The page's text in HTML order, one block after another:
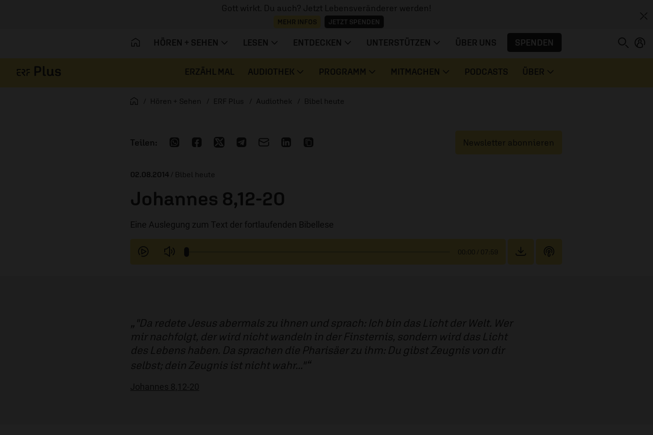
Gott wirkt. Du auch? Jetzt Lebensveränderer werden!
MEHR INFOS JETZT SPENDEN
HÖREN + SEHEN LESEN ENTDECKEN UNTERSTÜTZEN ÜBER UNS SPENDEN
ERZÄHL MAL AUDIOTHEK PROGRAMM MITMACHEN PODCASTS ÜBER
Startseite
Hören + Sehen ERF Plus Audiothek Bibel heute
Newsletter abonnieren
02.08.2014 / Bibel heute
Johannes 8,12-20
Eine Auslegung zum Text der fortlaufenden Bibellese
00:00 / 07:59
"Da redete Jesus abermals zu ihnen und sprach: Ich bin das Licht der Welt. Wer
mir nachfolgt, der wird nicht wandeln in der Finsternis, sondern wird das Licht
des Lebens haben. Da sprachen die Pharisäer zu ihm: Du gibst Zeugnis von dir
selbst; dein Zeugnis ist nicht wahr..."
Johannes 8,12-20